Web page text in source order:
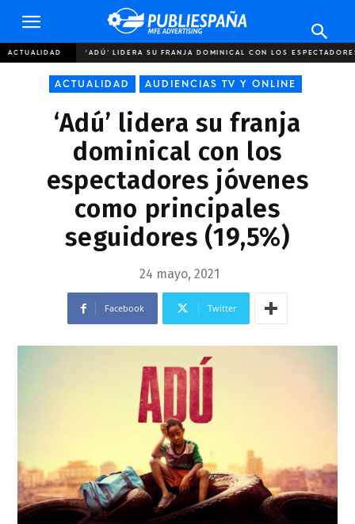
Publiespaña
ACTUALIDAD ‘ADÚ’ LIDERA SU FRANJA DOMINICAL CON LOS
ACTUALIDAD AUDIENCIAS TV Y ONLINE
‘Adú’ lidera su franja
dominical con los
espectadores jóvenes
como principales
seguidores (19,5%)
24 mayo, 2021
Facebook Twitter